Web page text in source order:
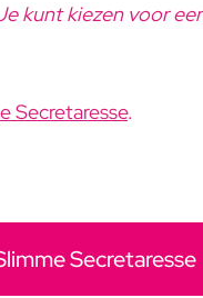
kunt kiezen voor
Secretaresse.
Secretaresse